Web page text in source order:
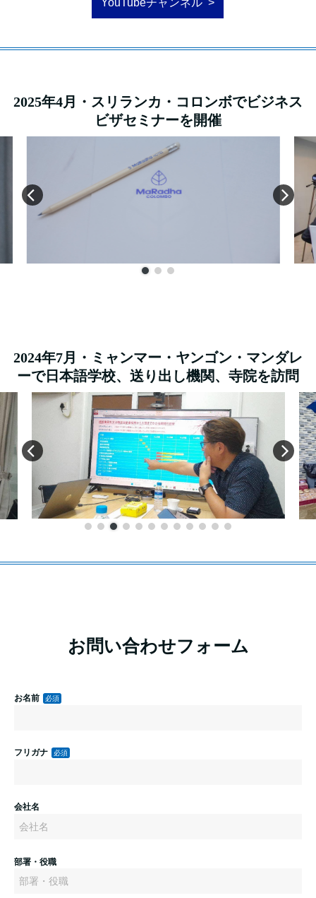
YouTubeチャンネル
2025年4月・スリランカ・コロンボでビジネス
ビザセミナーを開催
2024年7月・ミャンマー・ヤンゴン・マンダレ
ーで日本語学校、送り出し機関、寺院を訪問